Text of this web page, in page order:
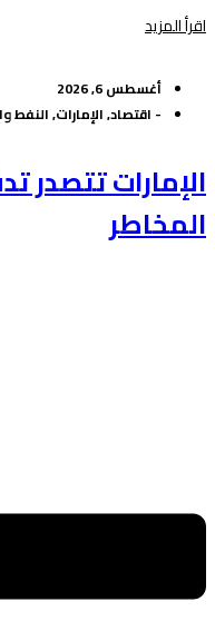
اقرأ المزيد
أغسطس 6, 2026
- اقتصاد,الإمارات,النفط
الإمارات تتصدر
المخاطر